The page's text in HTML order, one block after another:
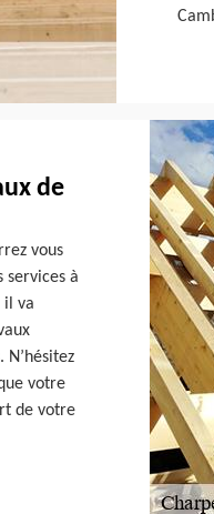
de
vous
services à
il va
votre
de votre